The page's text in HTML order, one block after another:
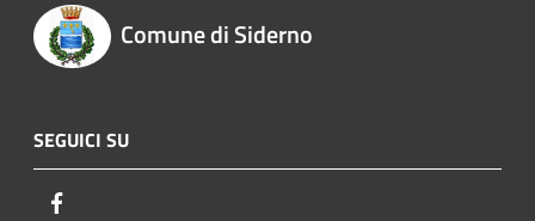
Comune di Siderno
SEGUICI SU